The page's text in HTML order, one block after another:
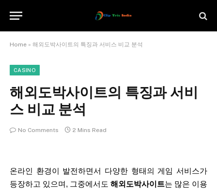
Home » 해외도박사이트의 특징과 서비스 비교 분석
CASINO
해외도박사이트의 특징과 서비
스 비교 분석
No Comments 2 Mins Read
온라인 환경이 발전하면서 다양한 형태의 게임 서비스가
등장하고 있으며, 그중에서도 해외도박사이트는 많은 이용